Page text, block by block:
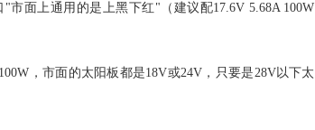
市面上通用的是上黑下红"（建议配17.6V 5.68A 100W
，市面的太阳板都是18V或24V，只要是28V以下太